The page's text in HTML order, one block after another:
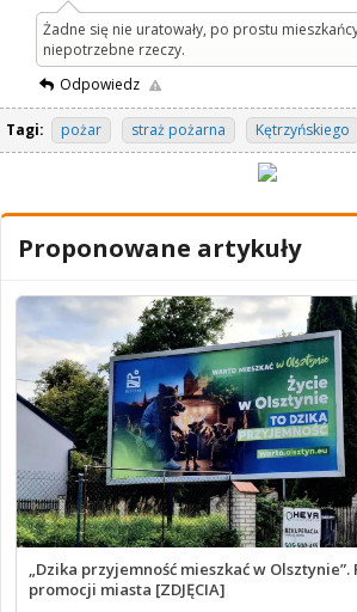
Żadne się nie uratowały, po prostu
niepotrzebne rzeczy.
Odpowiedz
Tagi: pożar straż pożarna Kętrzyńskiego
Proponowane artykuły
„Dzika przyjemność mieszkać w Olsztynie”.
promocji miasta [ZDJĘCIA]